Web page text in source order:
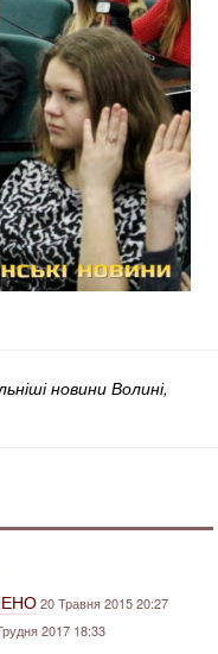
новини Волині,
20 Травня 2015 20:27
2017 18:33